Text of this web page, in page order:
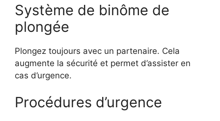
Système de binôme de
plongée
Plongez toujours avec un partenaire. Cela
augmente la sécurité et permet d’assister en
cas d’urgence.
Procédures d’urgence